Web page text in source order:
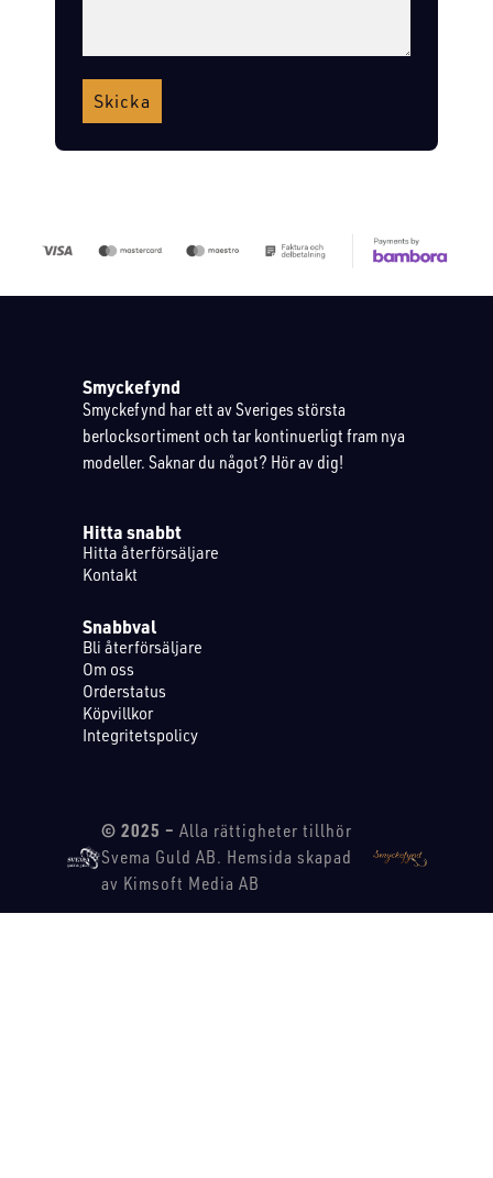
Skicka
Smyckefynd
Smyckefynd har ett av Sveriges största
berlocksortiment och tar kontinuerligt fram nya
modeller. Saknar du något? Hör av dig!
Hitta snabbt
Hitta återförsäljare
Kontakt
Snabbval
Bli återförsäljare
Om oss
Orderstatus
Köpvillkor
Integritetspolicy
© 2025 – Alla rättigheter tillhör
Svema Guld AB. Hemsida skapad
av Kimsoft Media AB